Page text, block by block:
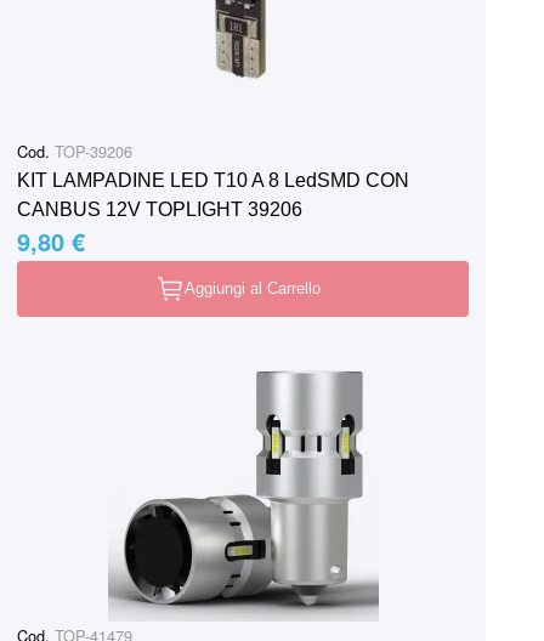
Cod. TOP-39206
KIT LAMPADINE LED T10 A 8 LedSMD CON
CANBUS 12V TOPLIGHT 39206
9,80 €
Aggiungi al Carrello
Cod. TOP-41479